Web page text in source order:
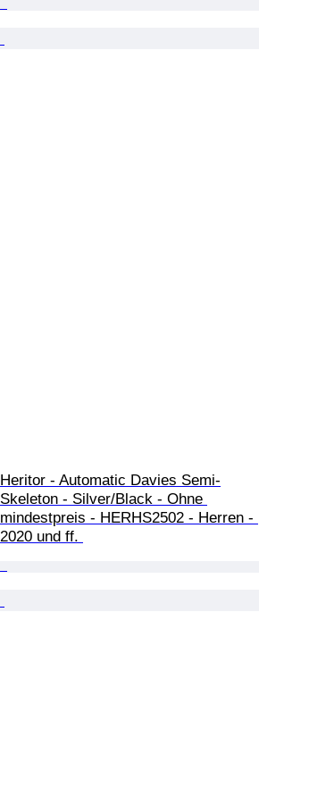
Heritor - Automatic Davies Semi-
Skeleton - Silver/Black - Ohne
mindestpreis - HERHS2502 - Herren -
2020 und ff.